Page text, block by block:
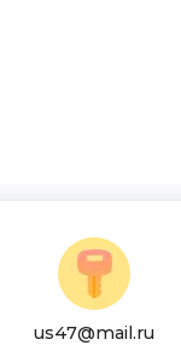
us47@mail.ru